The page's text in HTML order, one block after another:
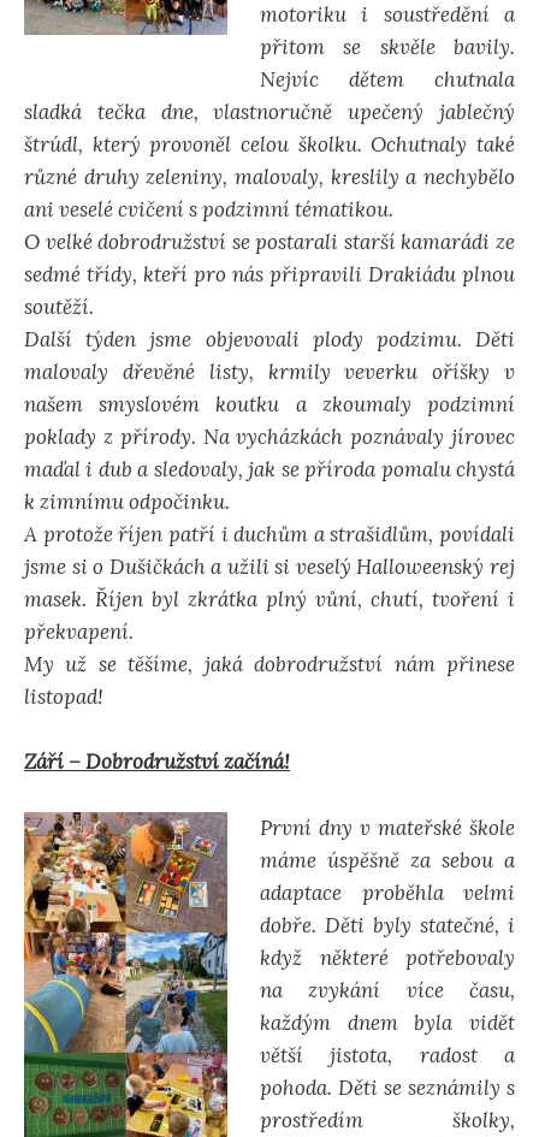
motoriku i soustředění a
přitom se skvěle bavily.
Nejvíc dětem chutnala
sladká tečka dne, vlastnoručně upečený jablečný
štrúdl, který provoněl celou školku. Ochutnaly také
různé druhy zeleniny, malovaly, kreslily a nechybělo
ani veselé cvičení s podzimní tématikou.
O velké dobrodružství se postarali starší kamarádi ze
sedmé třídy, kteří pro nás připravili Drakiádu plnou
soutěží.
Další týden jsme objevovali plody podzimu. Děti
malovaly dřevěné listy, krmily veverku oříšky v
našem smyslovém koutku a zkoumaly podzimní
poklady z přírody. Na vycházkách poznávaly jírovec
maďal i dub a sledovaly, jak se příroda pomalu chystá
k zimnímu odpočinku.
A protože říjen patří i duchům a strašidlům, povídali
jsme si o Dušičkách a užili si veselý Halloweenský rej
masek. Říjen byl zkrátka plný vůní, chutí, tvoření i
překvapení.
My už se těšíme, jaká dobrodružství nám přinese
listopad!
Září – Dobrodružství začíná!
První dny v mateřské škole
máme úspěšně za sebou a
adaptace proběhla velmi
dobře. Děti byly statečné, i
když některé potřebovaly
na zvykání více času,
každým dnem byla vidět
větší jistota, radost a
pohoda. Děti se seznámily s
prostředím školky,